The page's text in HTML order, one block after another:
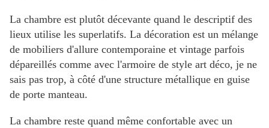
La chambre est plutôt décevante quand le descriptif des
lieux utilise les superlatifs. La décoration est un mélange
de mobiliers d'allure contemporaine et vintage parfois
dépareillés comme avec l'armoire de style art déco, je ne
sais pas trop, à côté d'une structure métallique en guise
de porte manteau.
La chambre reste quand même confortable avec un